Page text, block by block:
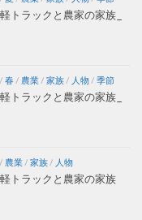
トラックと農家の家族_
/ 春/ 農業/ 家族/ 人物/ 季節
トラックと農家の家族_
/ 農業/ 家族/ 人物
トラックと農家の家族